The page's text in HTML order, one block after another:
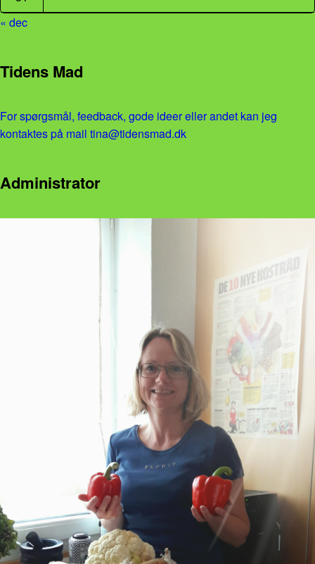
« dec
Tidens Mad
For spørgsmål, feedback, gode ideer eller andet kan jeg
kontaktes på mail tina@tidensmad.dk
Administrator